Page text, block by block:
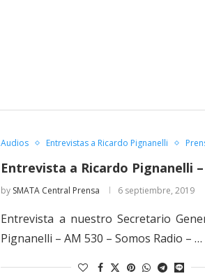
Audios Entrevistas a Ricardo Pignanelli
Entrevista a Ricardo Pignanelli –
by SMATA Central Prensa 6 septiembre, 2019
Entrevista a nuestro Secretario
Pignanelli – AM 530 – Somos Radio – …